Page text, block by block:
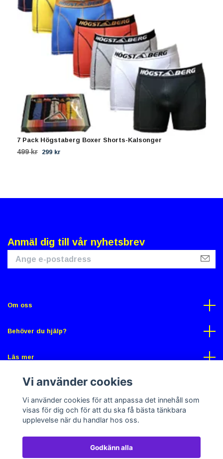
7 Pack Högstaberg Boxer Shorts-Kalsonger
499 kr 299 kr
Anmäl dig till vår nyhetsbrev
Om oss
Behöver du hjälp?
Läs mer
Sociala medier
Vi använder cookies
Vi använder cookies för att anpassa det innehåll som
visas för dig och för att du ska få bästa tänkbara
upplevelse när du handlar hos oss.
Godkänn alla